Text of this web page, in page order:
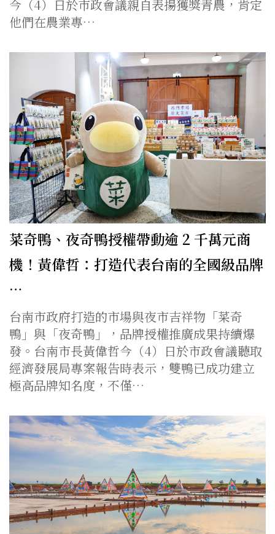
今（4）日於市政會議親自表揚獲獎青農，肯定
他們在農業專…
菜奇鴨、夜奇鴨授權帶動逾 2 千萬元商
機！黃偉哲：打造代表台南的全國級品牌
…
台南市政府打造的市場與夜市吉祥物「菜奇
鴨」與「夜奇鴨」，品牌授權推廣成果持續爆
發。台南市長黃偉哲今（4）日於市政會議聽取
經濟發展局專案報告時表示，雙鴨已成功建立
極高品牌知名度，不僅…